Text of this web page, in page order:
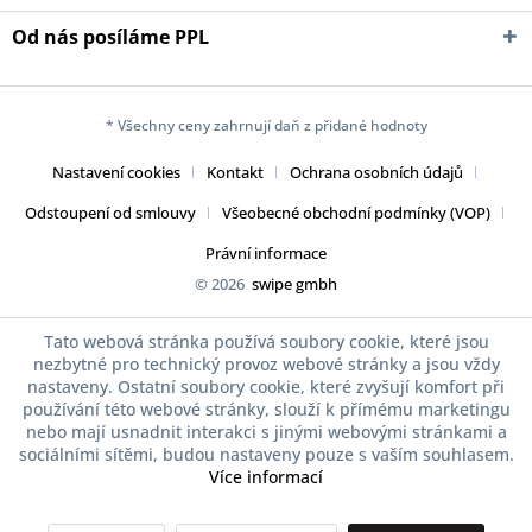
Od nás posíláme PPL
* Všechny ceny zahrnují daň z přidané hodnoty
Nastavení cookies Kontakt
Ochrana osobních údajů
Odstoupení od smlouvy
Všeobecné obchodní podmínky (VOP)
Právní informace
© 2026 swipe gmbh
Tato webová stránka používá soubory cookie, které jsou
nezbytné pro technický provoz webové stránky a jsou vždy
nastaveny. Ostatní soubory cookie, které zvyšují komfort při
používání této webové stránky, slouží k přímému marketingu
nebo mají usnadnit interakci s jinými webovými stránkami a
sociálními sítěmi, budou nastaveny pouze s vaším souhlasem.
Více informací